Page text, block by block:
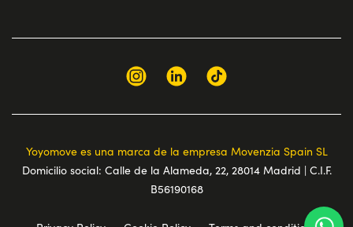
Yoyomove es una marca de la empresa Movenzia Spain SL
Domicilio social: Calle de la Alameda, 22, 28014 Madrid | C.I.F.
B56190168